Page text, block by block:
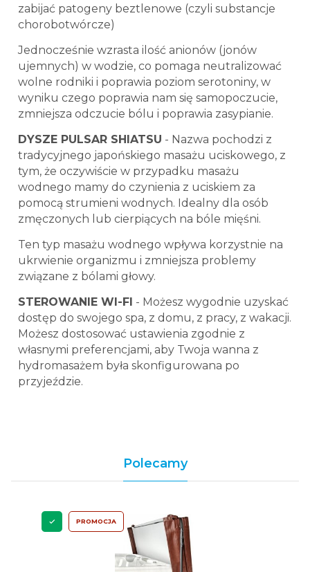
zabijać patogeny beztlenowe (czyli substancje
chorobotwórcze)
Jednocześnie wzrasta ilość anionów (jonów
ujemnych) w wodzie, co pomaga neutralizować
wolne rodniki i poprawia poziom serotoniny, w
wyniku czego poprawia nam się samopoczucie,
zmniejsza odczucie bólu i poprawia zasypianie.
DYSZE PULSAR SHIATSU - Nazwa pochodzi z
tradycyjnego japońskiego masażu uciskowego, z
tym, że oczywiście w przypadku masażu
wodnego mamy do czynienia z uciskiem za
pomocą strumieni wodnych. Idealny dla osób
zmęczonych lub cierpiących na bóle mięśni.
Ten typ masażu wodnego wpływa korzystnie na
ukrwienie organizmu i zmniejsza problemy
związane z bólami głowy.
STEROWANIE WI-FI - Możesz wygodnie uzyskać
dostęp do swojego spa, z domu, z pracy, z wakacji.
Możesz dostosować ustawienia zgodnie z
własnymi preferencjami, aby Twoja wanna z
hydromasażem była skonfigurowana po
przyjeździe.
Polecamy
PROMOCJA